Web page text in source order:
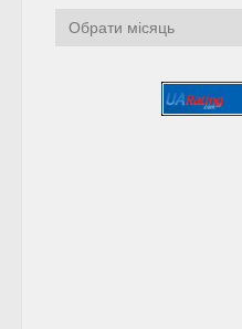
Архіви